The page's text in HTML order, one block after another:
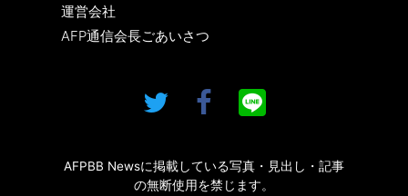
運営会社
AFP通信会長ごあいさつ
AFPBB Newsに掲載している写真・見出し・記事
の無断使用を禁じます。